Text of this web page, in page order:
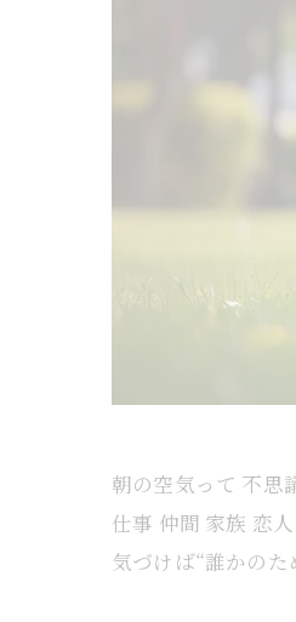
朝の空気って 不
仕事 仲間 家族 恋人
気づけば“誰かの